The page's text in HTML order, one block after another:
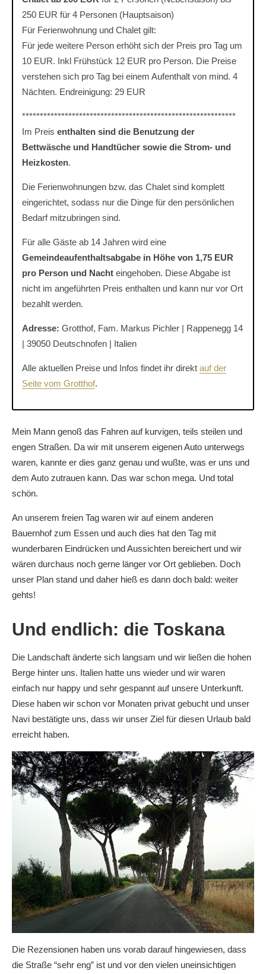
250 EUR für 4 Personen (Hauptsaison)
Für Ferienwohnung und Chalet gilt:
Für jede weitere Person erhöht sich der Preis pro Tag um
10 EUR. Inkl Frühstück 12 EUR pro Person. Die Preise
verstehen sich pro Tag bei einem Aufenthalt von mind. 4
Nächten. Endreinigung: 29 EUR
************************************************************
Im Preis enthalten sind die Benutzung der
Bettwäsche und Handtücher sowie die Strom- und
Heizkosten.
Die Ferienwohnungen bzw. das Chalet sind komplett
eingerichtet, sodass nur die Dinge für den persönlichen
Bedarf mitzubringen sind.
Für alle Gäste ab 14 Jahren wird eine
Gemeindeaufenthaltsabgabe in Höhe von 1,75 EUR
pro Person und Nacht eingehoben. Diese Abgabe ist
nicht im angeführten Preis enthalten und kann nur vor Ort
bezahlt werden.
Adresse: Grotthof, Fam. Markus Pichler | Rappenegg 14
| 39050 Deutschnofen | Italien
Alle aktuellen Preise und Infos findet ihr direkt auf der
Seite vom Grotthof.
Mein Mann genoß das Fahren auf kurvigen, teils steilen und
engen Straßen. Da wir mit unserem eigenen Auto unterwegs
waren, kannte er dies ganz genau und wußte, was er uns und
dem Auto zutrauen kann. Das war schon mega. Und total
schön.
An unserem freien Tag waren wir auf einem anderen
Bauernhof zum Essen und auch dies hat den Tag mit
wunderbaren Eindrücken und Aussichten bereichert und wir
wären durchaus noch gerne länger vor Ort geblieben. Doch
unser Plan stand und daher hieß es dann doch bald: weiter
gehts!
Und endlich: die Toskana
Die Landschaft änderte sich langsam und wir ließen die hohen
Berge hinter uns. Italien hatte uns wieder und wir waren
einfach nur happy und sehr gespannt auf unsere Unterkunft.
Diese haben wir schon vor Monaten privat gebucht und unser
Navi bestätigte uns, dass wir unser Ziel für diesen Urlaub bald
erreicht haben.
Die Rezensionen haben uns vorab darauf hingewiesen, dass
die Straße “sehr eng” ist und vor den vielen uneinsichtigen